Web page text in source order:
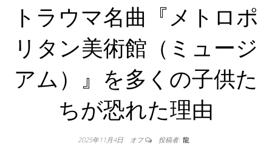
トラウマ名曲『メトロポ
リタン美術館（ミュージ
アム）』を多くの子供た
ちが恐れた理由
2025年11月4日 オフ 投稿者: 龍